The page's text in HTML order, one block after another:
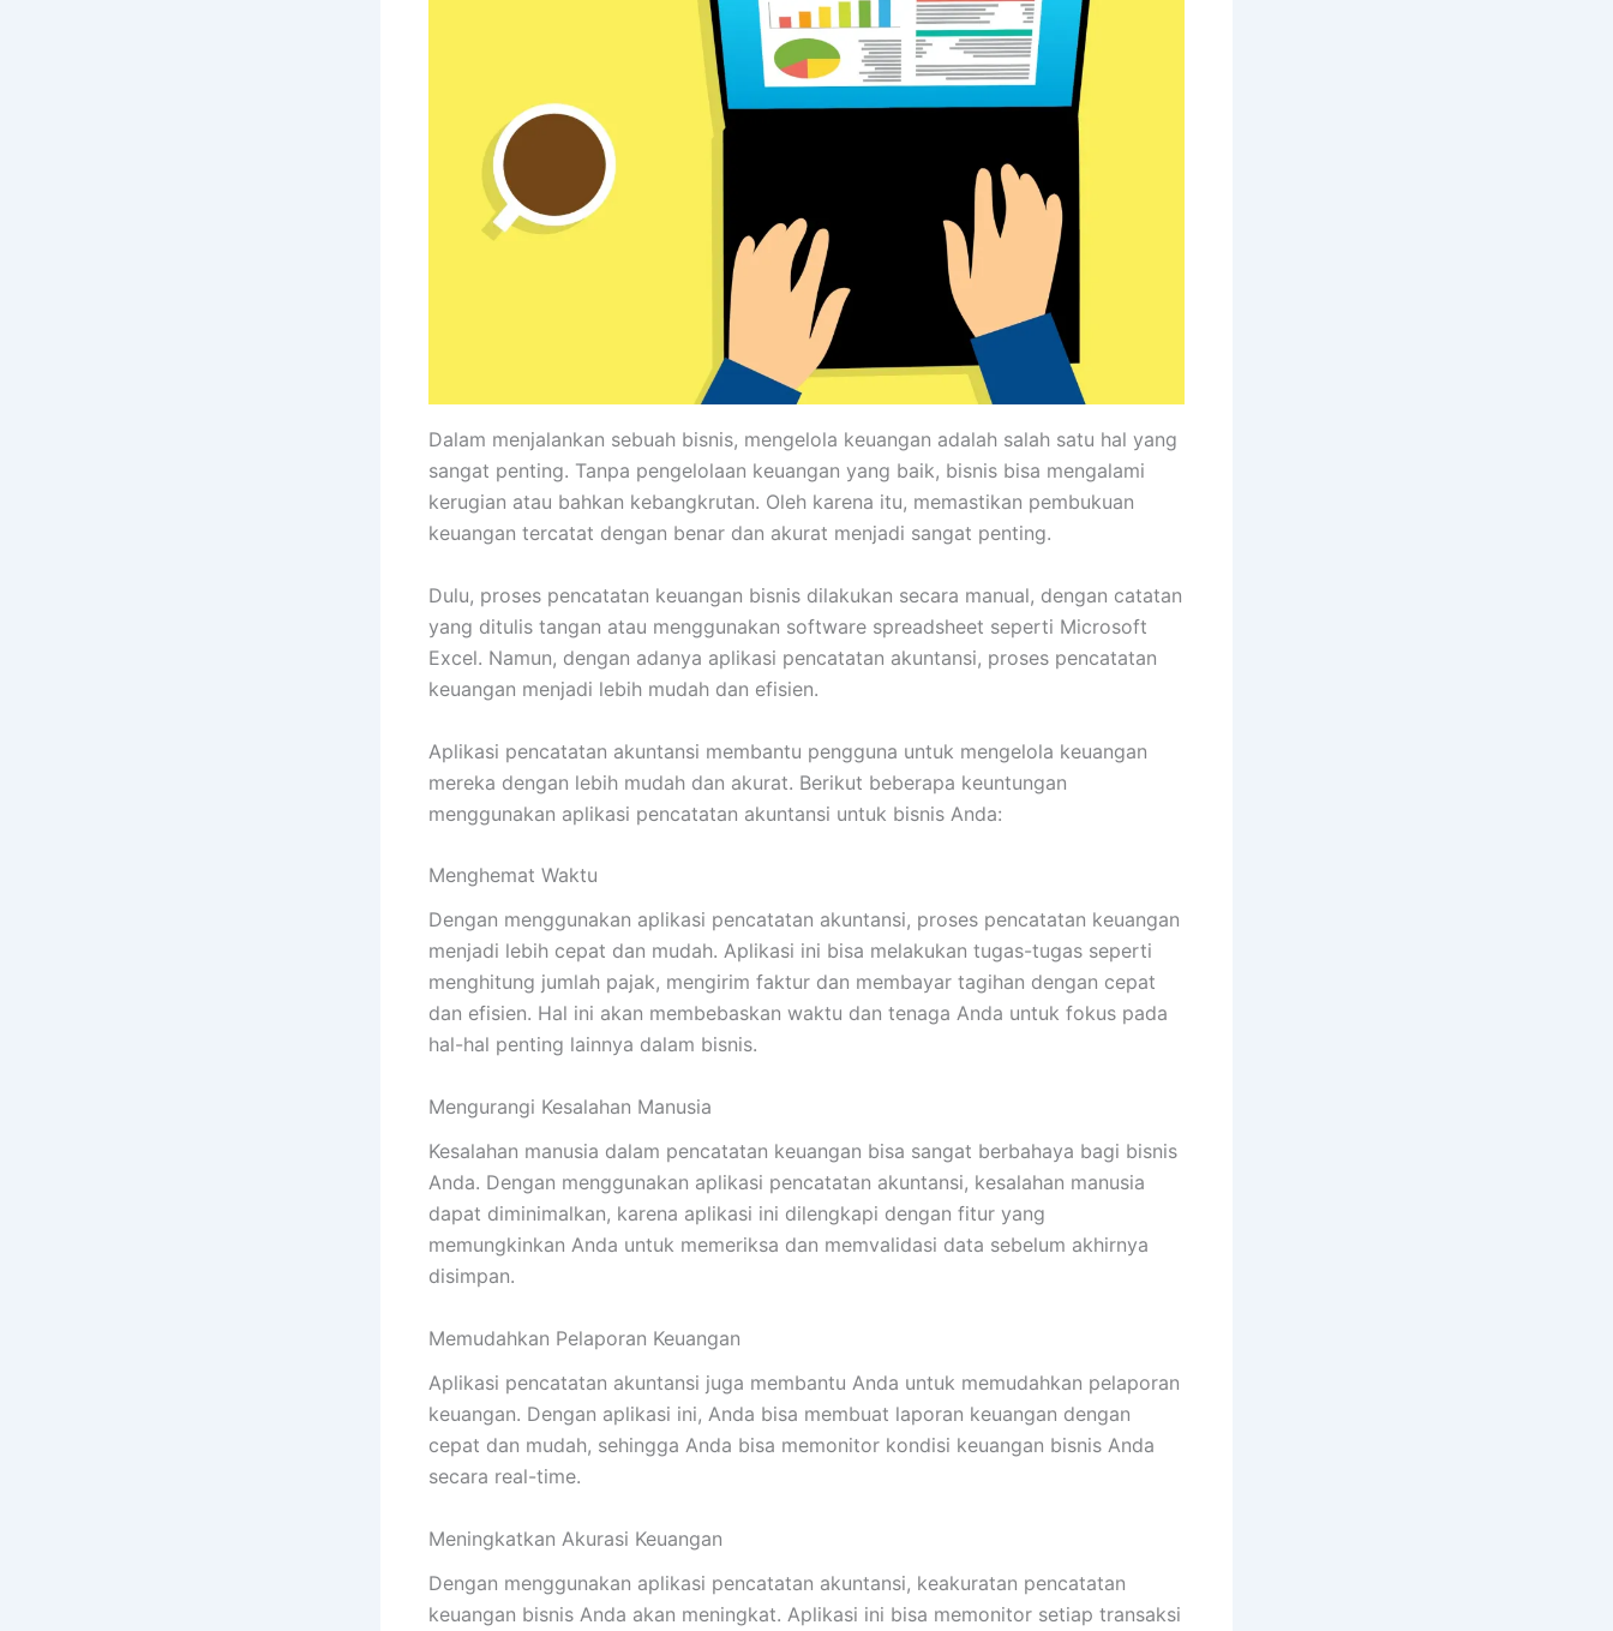
Dalam menjalankan sebuah bisnis, mengelola keuangan adalah salah satu hal yang
sangat penting. Tanpa pengelolaan keuangan yang baik, bisnis bisa mengalami
kerugian atau bahkan kebangkrutan. Oleh karena itu, memastikan pembukuan
keuangan tercatat dengan benar dan akurat menjadi sangat penting.
Dulu, proses pencatatan keuangan bisnis dilakukan secara manual, dengan catatan
yang ditulis tangan atau menggunakan software spreadsheet seperti Microsoft
Excel. Namun, dengan adanya aplikasi pencatatan akuntansi, proses pencatatan
keuangan menjadi lebih mudah dan efisien.
Aplikasi pencatatan akuntansi membantu pengguna untuk mengelola keuangan
mereka dengan lebih mudah dan akurat. Berikut beberapa keuntungan
menggunakan aplikasi pencatatan akuntansi untuk bisnis Anda:
Menghemat Waktu
Dengan menggunakan aplikasi pencatatan akuntansi, proses pencatatan keuangan
menjadi lebih cepat dan mudah. Aplikasi ini bisa melakukan tugas-tugas seperti
menghitung jumlah pajak, mengirim faktur dan membayar tagihan dengan cepat
dan efisien. Hal ini akan membebaskan waktu dan tenaga Anda untuk fokus pada
hal-hal penting lainnya dalam bisnis.
Mengurangi Kesalahan Manusia
Kesalahan manusia dalam pencatatan keuangan bisa sangat berbahaya bagi bisnis
Anda. Dengan menggunakan aplikasi pencatatan akuntansi, kesalahan manusia
dapat diminimalkan, karena aplikasi ini dilengkapi dengan fitur yang
memungkinkan Anda untuk memeriksa dan memvalidasi data sebelum akhirnya
disimpan.
Memudahkan Pelaporan Keuangan
Aplikasi pencatatan akuntansi juga membantu Anda untuk memudahkan pelaporan
keuangan. Dengan aplikasi ini, Anda bisa membuat laporan keuangan dengan
cepat dan mudah, sehingga Anda bisa memonitor kondisi keuangan bisnis Anda
secara real-time.
Meningkatkan Akurasi Keuangan
Dengan menggunakan aplikasi pencatatan akuntansi, keakuratan pencatatan
keuangan bisnis Anda akan meningkat. Aplikasi ini bisa memonitor setiap transaksi